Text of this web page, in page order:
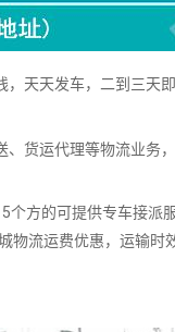
天天发车，二到三天
货运代理等物流业务，
方的可提供专车接派
物流运费优惠，运输时